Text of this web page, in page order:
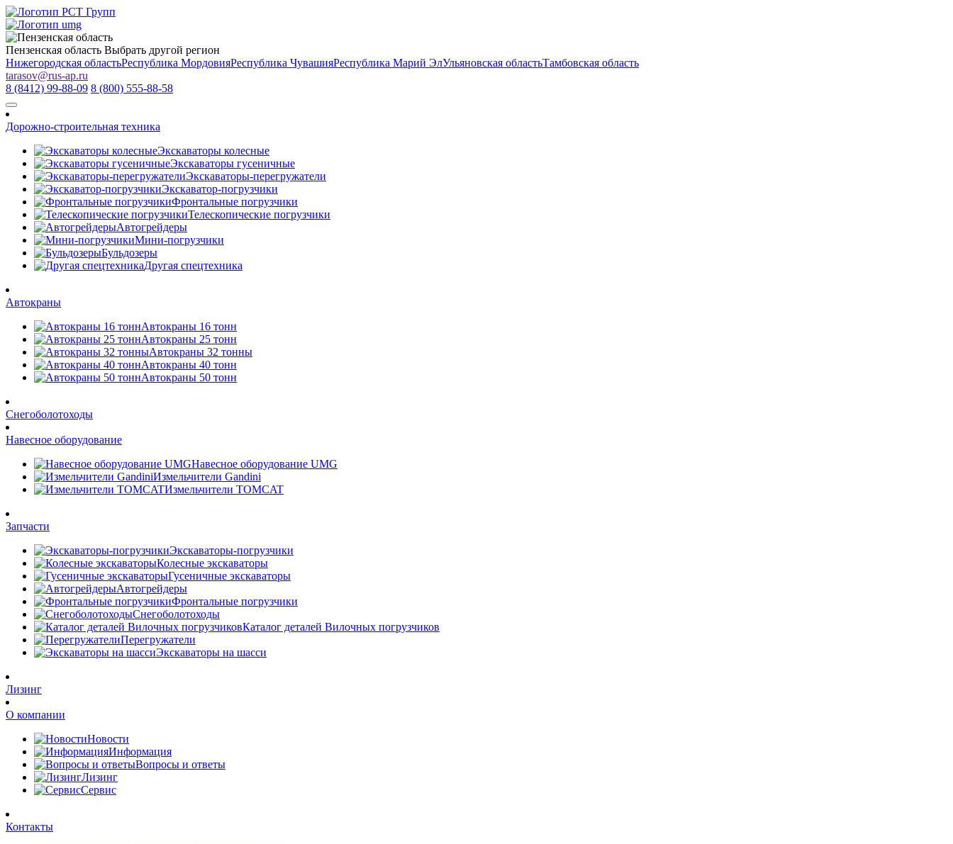
Пензенская область Выбрать другой регион
Нижегородская областьРеспублика МордовияРеспублика ЧувашияРеспублика Марий ЭлУльяновская областьТамбовская область
tarasov@rus-ap.ru
8 (8412) 99-88-09 8 (800) 555-88-58
Дорожно-строительная техника
Экскаваторы колесные
Экскаваторы гусеничные
Экскаваторы-перегружатели
Экскаватор-погрузчики
Фронтальные погрузчики
Телескопические погрузчики
Автогрейдеры
Мини-погрузчики
Бульдозеры
Другая спецтехника
Автокраны
Автокраны 16 тонн
Автокраны 25 тонн
Автокраны 32 тонны
Автокраны 40 тонн
Автокраны 50 тонн
Снегоболотоходы
Навесное оборудование
Навесное оборудование UMG
Измельчители Gandini
Измельчители TOMCAT
Запчасти
Экскаваторы-погрузчики
Колесные экскаваторы
Гусеничные экскаваторы
Автогрейдеры
Фронтальные погрузчики
Снегоболотоходы
Каталог деталей Вилочных погрузчиков
Перегружатели
Экскаваторы на шасси
Лизинг
О компании
Новости
Информация
Вопросы и ответы
Лизинг
Сервис
Контакты